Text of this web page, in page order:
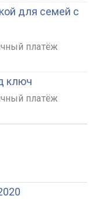
для семей с
платёж
ключ
платёж